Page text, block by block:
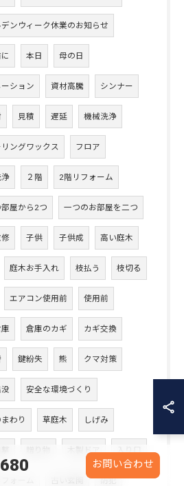
ンウィーク休業のお知らせ
本日 母の日
ション 資材高騰 シンナー
見積 遅延 機械洗浄
ングワックス フロア
浄 ２階 2階リフォーム
部屋から2つ 一つのお部屋を二つ
子供 子供成 高い庭木
庭木お手入れ 枝払う 枝切る
エアコン使用前 使用前
倉庫のカギ カギ交換
鍵紛失 熊 クマ対策
安全な環境づくり
わり 草庭木 しげみ
木製ドア 入り口
防犯
お問い合わせ